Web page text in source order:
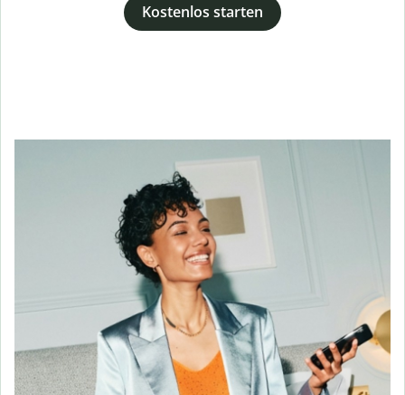
Kostenlos starten